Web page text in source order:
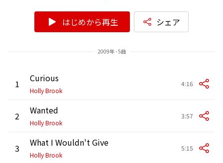
はじめから再生 シェア
2009年 - 5曲
1 Curious
Holly Brook
4:16
2 Wanted
Holly Brook
3:57
3 What I Wouldn't Give
Holly Brook
5:15